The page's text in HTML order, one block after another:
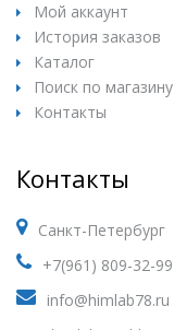
Мой аккаунт
История заказов
Каталог
Поиск по магазину
Контакты
Контакты
Санкт-Петербург
+7(961) 809-32-99
info@himlab78.ru